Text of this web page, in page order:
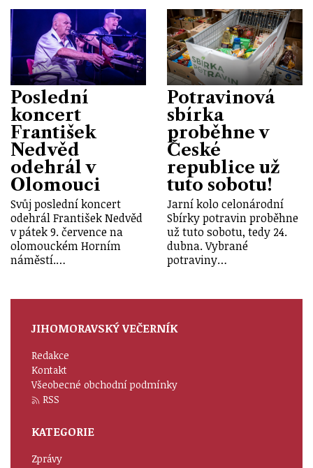
Poslední
koncert
František
Nedvěd
odehrál v
Olomouci
Svůj poslední koncert
odehrál František Nedvěd
v pátek 9. července na
olomouckém Horním
náměstí.…
Potravinová
sbírka
proběhne v
České
republice už
tuto sobotu!
Jarní kolo celonárodní
Sbírky potravin proběhne
už tuto sobotu, tedy 24.
dubna. Vybrané
potraviny…
JIHOMORAVSKÝ VEČERNÍK
Redakce
Kontakt
Všeobecné obchodní podmínky
RSS
KATEGORIE
Zprávy